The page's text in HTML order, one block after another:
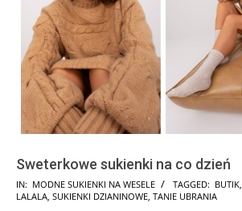
Sweterkowe sukienki na co dzień
2023-
12-
IN: MODNE SUKIENKI NA WESELE TAGGED: BUTIK,
LALALA, SUKIENKI DZIANINOWE, TANIE UBRANIA